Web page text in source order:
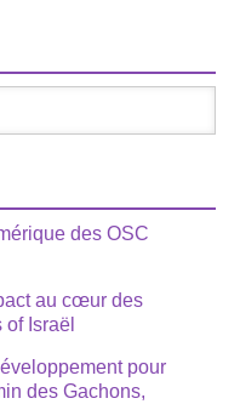
des OSC
au cœur des
Israël
pour
des Gachons,